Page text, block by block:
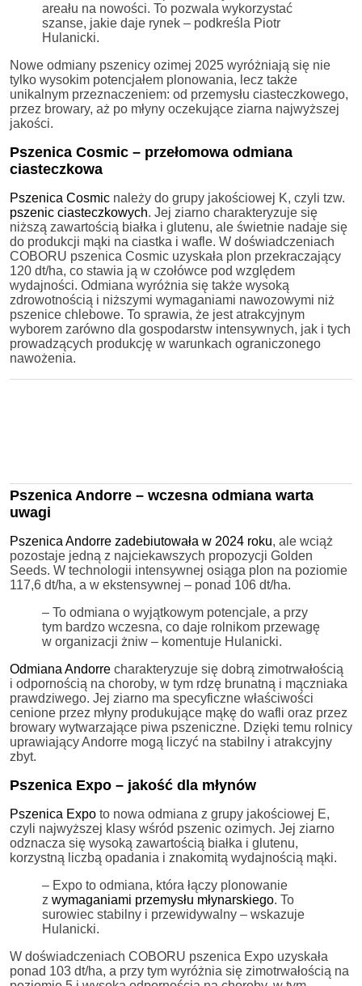
areału na nowości. To pozwala wykorzystać
szanse, jakie daje rynek – podkreśla Piotr
Hulanicki.
Nowe odmiany pszenicy ozimej 2025 wyróżniają się nie
tylko wysokim potencjałem plonowania, lecz także
unikalnym przeznaczeniem: od przemysłu ciasteczkowego,
przez browary, aż po młyny oczekujące ziarna najwyższej
jakości.
Pszenica Cosmic – przełomowa odmiana
ciasteczkowa
Pszenica Cosmic należy do grupy jakościowej K, czyli tzw.
pszenic ciasteczkowych. Jej ziarno charakteryzuje się
niższą zawartością białka i glutenu, ale świetnie nadaje się
do produkcji mąki na ciastka i wafle. W doświadczeniach
COBORU pszenica Cosmic uzyskała plon przekraczający
120 dt/ha, co stawia ją w czołówce pod względem
wydajności. Odmiana wyróżnia się także wysoką
zdrowotnością i niższymi wymaganiami nawozowymi niż
pszenice chlebowe. To sprawia, że jest atrakcyjnym
wyborem zarówno dla gospodarstw intensywnych, jak i tych
prowadzących produkcję w warunkach ograniczonego
nawożenia.
Pszenica Andorre – wczesna odmiana warta
uwagi
Pszenica Andorre zadebiutowała w 2024 roku, ale wciąż
pozostaje jedną z najciekawszych propozycji Golden
Seeds. W technologii intensywnej osiąga plon na poziomie
117,6 dt/ha, a w ekstensywnej – ponad 106 dt/ha.
– To odmiana o wyjątkowym potencjale, a przy
tym bardzo wczesna, co daje rolnikom przewagę
w organizacji żniw – komentuje Hulanicki.
Odmiana Andorre charakteryzuje się dobrą zimotrwałością
i odpornością na choroby, w tym rdzę brunatną i mączniaka
prawdziwego. Jej ziarno ma specyficzne właściwości
cenione przez młyny produkujące mąkę do wafli oraz przez
browary wytwarzające piwa pszeniczne. Dzięki temu rolnicy
uprawiający Andorre mogą liczyć na stabilny i atrakcyjny
zbyt.
Pszenica Expo – jakość dla młynów
Pszenica Expo to nowa odmiana z grupy jakościowej E,
czyli najwyższej klasy wśród pszenic ozimych. Jej ziarno
odznacza się wysoką zawartością białka i glutenu,
korzystną liczbą opadania i znakomitą wydajnością mąki.
– Expo to odmiana, która łączy plonowanie
z wymaganiami przemysłu młynarskiego. To
surowiec stabilny i przewidywalny – wskazuje
Hulanicki.
W doświadczeniach COBORU pszenica Expo uzyskała
ponad 103 dt/ha, a przy tym wyróżnia się zimotrwałością na